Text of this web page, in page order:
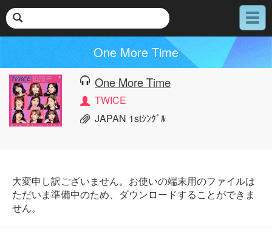
メ
ニ
One More Time
One More Time
TWICE
JAPAN 1stｼﾝｸﾞﾙ
大変申し訳ございません。お使いの端末用のファイルは
ただいま準備中のため、ダウンロードすることができま
せん。